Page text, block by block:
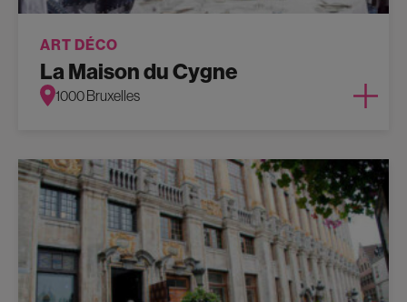
ART DÉCO
La Maison du Cygne
1000 Bruxelles